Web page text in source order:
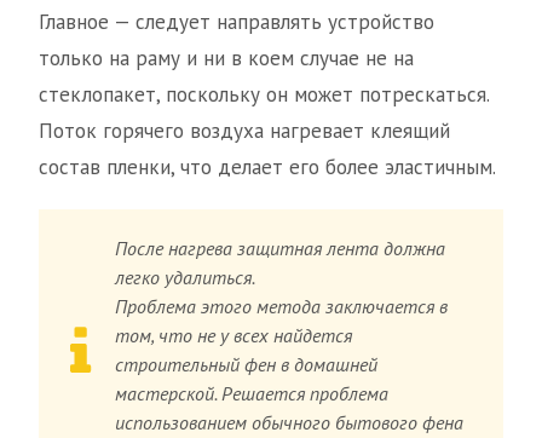
Главное — следует направлять устройство
только на раму и ни в коем случае не на
стеклопакет, поскольку он может потрескаться.
Поток горячего воздуха нагревает клеящий
состав пленки, что делает его более эластичным.
После нагрева защитная лента должна
легко удалиться.
Проблема этого метода заключается в
том, что не у всех найдется
строительный фен в домашней
мастерской. Решается проблема
использованием обычного бытового фена